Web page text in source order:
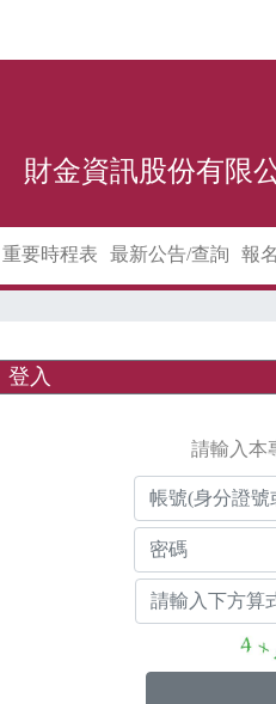
財金資訊股份有限
重要時程表 最新公告/查詢 報
登入
請輸入本